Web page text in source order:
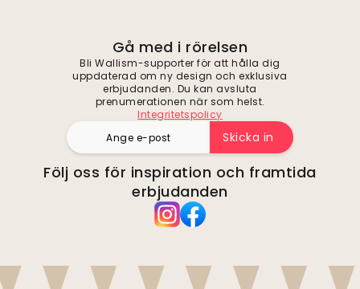
Gå med i rörelsen
Bli Wallism-supporter för att hålla dig
uppdaterad om ny design och exklusiva
erbjudanden. Du kan avsluta
prenumerationen när som helst.
Integritetspolicy
Skicka in
Följ oss för inspiration och framtida
erbjudanden